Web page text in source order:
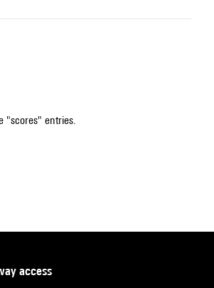
"scores" entries.
access